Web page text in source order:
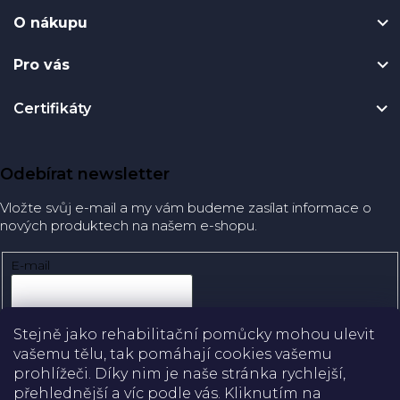
Stejně jako rehabilitační pomůcky mohou ulevit
vašemu tělu, tak pomáhají cookies vašemu
prohlížeči. Díky nim je naše stránka rychlejší,
přehlednější a víc podle vás. Kliknutím na
O nákupu
Pro vás
Certifikáty
Odebírat newsletter
Vložte svůj e-mail a my vám budeme zasílat informace o
nových produktech na našem e-shopu.
E-mail
Přihlásit se